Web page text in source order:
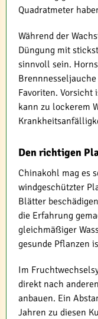
Quadratmeter
Während der
Düngung mit
sinnvoll sein.
Favoriten. Vorsicht
kann zu lockerem
Den richtigen
Chinakohl mag es
windgeschützter
Blätter
die Erfahrung
gleichmäßiger
gesunde Pflanzen
Im
direkt nach
anbauen. Ein
Jahren zu diesen